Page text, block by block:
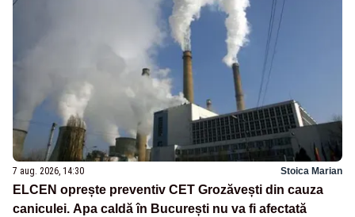
7 aug. 2026, 14:30 Stoica Marian
ELCEN oprește preventiv CET Grozăvești din cauza
caniculei. Apa caldă în București nu va fi afectată